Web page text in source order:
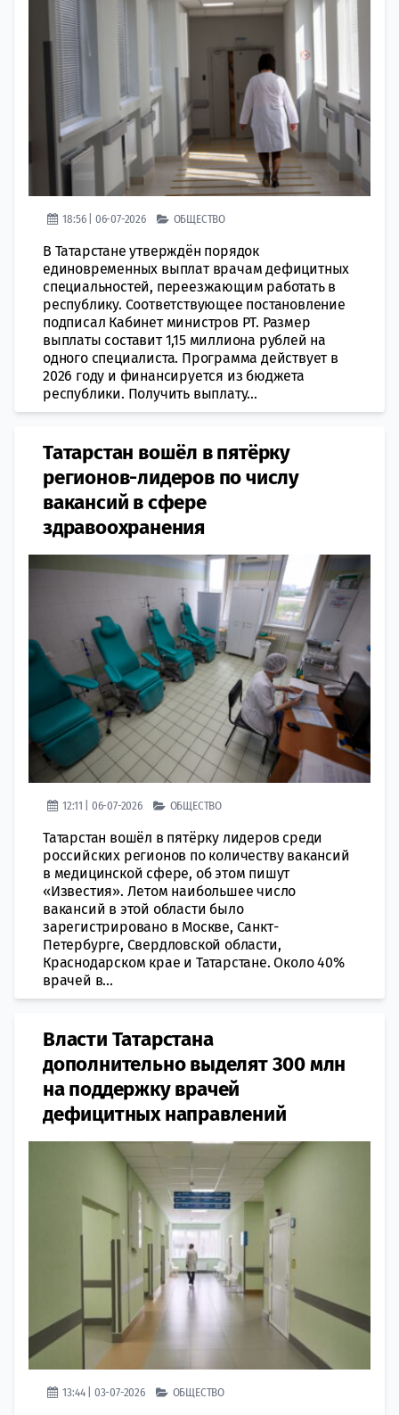
18:56 | 06-07-2026 ОБЩЕСТВО
В Татарстане утверждён порядок
единовременных выплат врачам дефицитных
специальностей, переезжающим работать в
республику. Соответствующее постановление
подписал Кабинет министров РТ. Размер
выплаты составит 1,15 миллиона рублей на
одного специалиста. Программа действует в
2026 году и финансируется из бюджета
республики. Получить выплату...
Татарстан вошёл в пятёрку
регионов-лидеров по числу
вакансий в сфере
здравоохранения
12:11 | 06-07-2026 ОБЩЕСТВО
Татарстан вошёл в пятёрку лидеров среди
российских регионов по количеству вакансий
в медицинской сфере, об этом пишут
«Известия». Летом наибольшее число
вакансий в этой области было
зарегистрировано в Москве, Санкт-
Петербурге, Свердловской области,
Краснодарском крае и Татарстане. Около 40%
врачей в...
Власти Татарстана
дополнительно выделят 300 млн
на поддержку врачей
дефицитных направлений
13:44 | 03-07-2026 ОБЩЕСТВО